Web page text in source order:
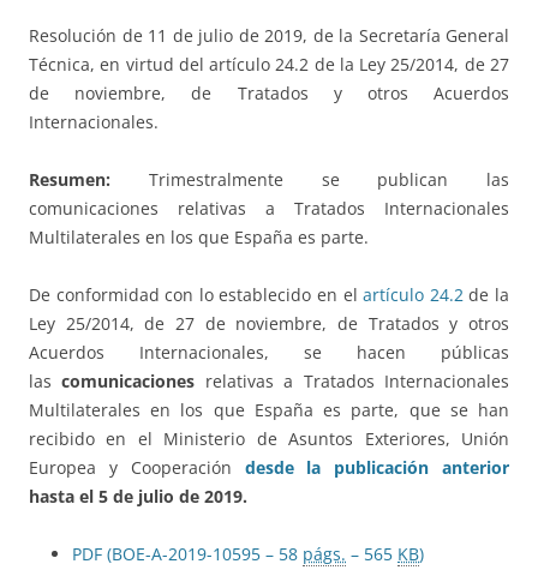
Resolución de 11 de julio de 2019, de la Secretaría General
Técnica, en virtud del artículo 24.2 de la Ley 25/2014, de 27
de noviembre, de Tratados y otros Acuerdos
Internacionales.
Resumen: Trimestralmente se publican las
comunicaciones relativas a Tratados Internacionales
Multilaterales en los que España es parte.
De conformidad con lo establecido en elartículo 24.2de la
Ley 25/2014, de 27 de noviembre, de Tratados y otros
Acuerdos Internacionales, se hacen públicas
lascomunicaciones relativas a Tratados Internacionales
Multilaterales en los que España es parte, que se han
recibido en el Ministerio de Asuntos Exteriores, Unión
Europea y Cooperación desde la publicación anterior
hasta el 5 de julio de 2019.
PDF (BOE-A-2019-10595 – 58 págs. – 565 KB)